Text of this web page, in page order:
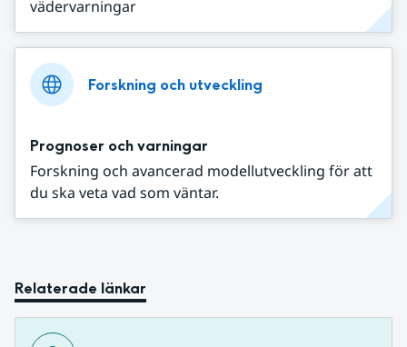
vädervarningar
Forskning och utveckling
Prognoser och varningar
Forskning och avancerad modellutveckling för att
du ska veta vad som väntar.
Relaterade länkar